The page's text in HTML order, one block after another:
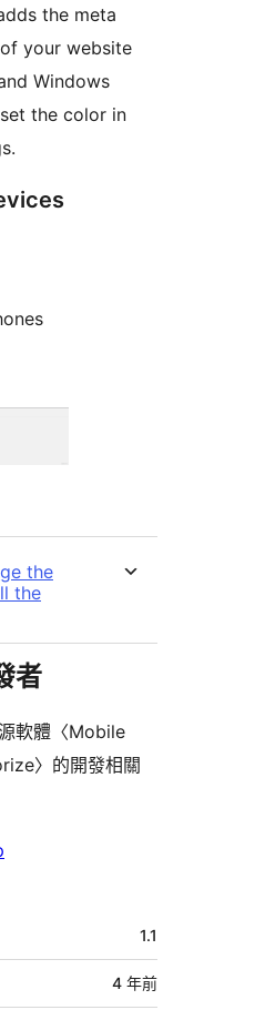
the meta
your website
Windows
the color in
the
the
者
軟體〈Mobile
〉的開發相關
1.1
4 年前